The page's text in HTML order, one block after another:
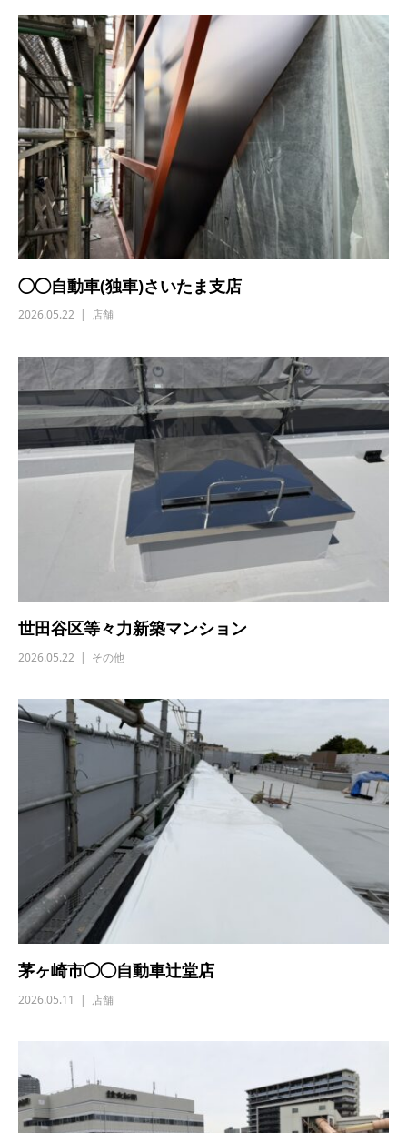
◯◯自動車(独車)さいたま支店
2026.05.22 店舗
世田谷区等々力新築マンション
2026.05.22 その他
茅ヶ崎市◯◯自動車辻堂店
2026.05.11 店舗